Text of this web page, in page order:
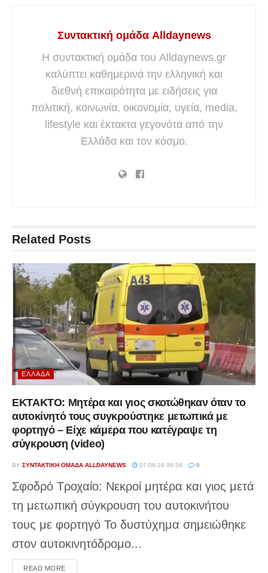
Συντακτική ομάδα Alldaynews
Η συντακτική ομάδα του Alldaynews.gr
καλύπτει καθημερινά την ελληνική και
διεθνή επικαιρότητα με ειδήσεις για
πολιτική, κοινωνία, οικονομία, υγεία, media,
lifestyle και έκτακτα γεγονότα από την
Ελλάδα και τον κόσμο.
Related Posts
ΕΛΛΆΔΑ
ΕΚΤΑΚΤΟ: Μητέρα και γιος σκοτώθηκαν όταν το
αυτοκίνητό τους συγκρούστηκε μετωπικά με
φορτηγό – Είχε κάμερα που κατέγραψε τη
σύγκρουση (video)
BY ΣΥΝΤΑΚΤΙΚΉ ΟΜΆΔΑ ALLDAYNEWS 07-08-26 09:58 0
Σφοδρό Τροχαίο: Νεκροί μητέρα και γιος μετά
τη μετωπική σύγκρουση του αυτοκινήτου
τους με φορτηγό Το δυστύχημα σημειώθηκε
στον αυτοκινητόδρομο...
READ MOREDETAILS